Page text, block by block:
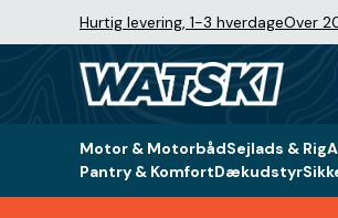
Hurtig levering, 1-3 hverdageOver
Motor & MotorbådSejlads & Rig
Pantry & KomfortDækudstyr